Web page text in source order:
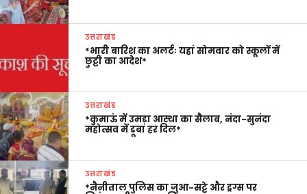
उत्तराखंड
*भारी बारिश का अलर्टः यहां सोमवार को स्कूलों में
छुट्टी का आदेश*
उत्तराखंड
*कुमाऊं में उमड़ा आस्था का सैलाब, नंदा-सुनंदा
महोत्सव में डूबा हर दिल*
उत्तराखंड
*नैनीताल पुलिस का जुआ-सट्टे और ड्रग्स पर